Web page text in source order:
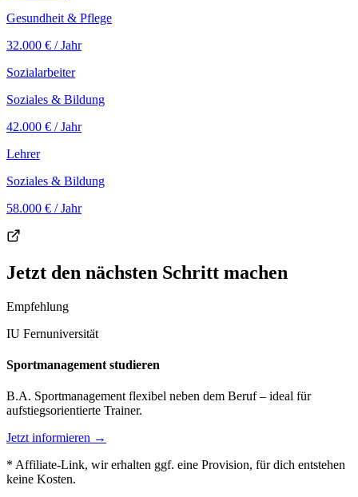
Gesundheit & Pflege
32.000 € / Jahr
Sozialarbeiter
Soziales & Bildung
42.000 € / Jahr
Lehrer
Soziales & Bildung
58.000 € / Jahr
Jetzt den nächsten Schritt machen
Empfehlung
IU Fernuniversität
Sportmanagement studieren
B.A. Sportmanagement flexibel neben dem Beruf – ideal für
aufstiegsorientierte Trainer.
Jetzt informieren →
* Affiliate-Link, wir erhalten ggf. eine Provision, für dich entstehen
keine Kosten.